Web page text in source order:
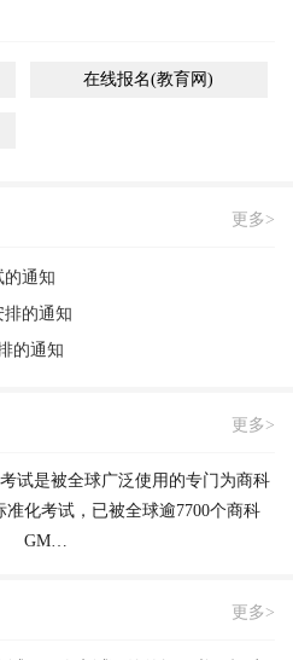
在线报名(教育网)
更多>
的通知
排的通知
的通知
更多>
是被全球广泛使用的专门为商科
化考试，已被全球逾7700个商科
GM…
更多>